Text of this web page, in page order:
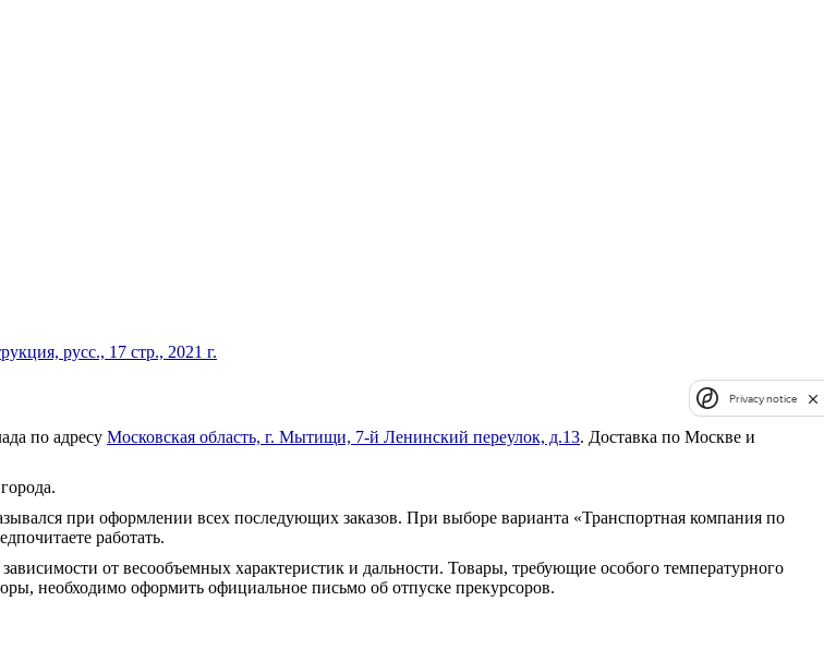
русс., 17 стр., 2021 г.
по адресу Московская область, г. Мытищи, 7-й Ленинский переулок, д.13. Доставка по Москве и
при оформлении всех последующих заказов. При выборе варианта «Транспортная компания по
работать.
от весообъемных характеристик и дальности. Товары, требующие особого температурного
необходимо оформить официальное письмо об отпуске прекурсоров.
Privacy notice